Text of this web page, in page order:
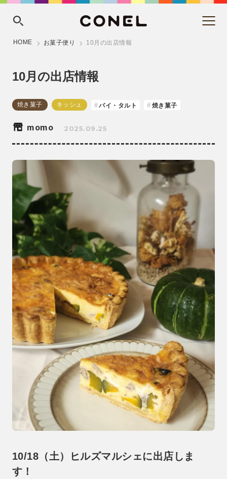
HOME お菓子便り 10月の出店情報
10月の出店情報
焼き菓子 キッシュ パイ・タルト 焼き菓子
momo 2025.09.25
10/18（土）ヒルズマルシェに出店しま
す！